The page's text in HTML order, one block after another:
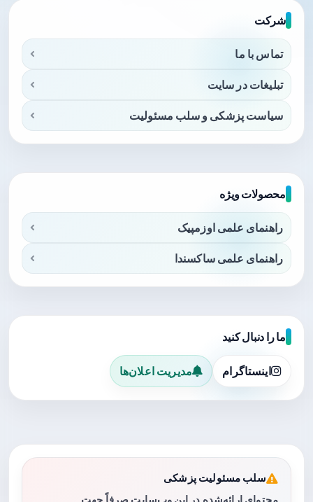
شرکت
تماس با ما
تبلیغات در سایت
سیاست پزشکی و سلب مسئولیت
محصولات ویژه
راهنمای علمی اوزمپیک
راهنمای علمی ساکسندا
ما را دنبال کنید
اینستاگرام مدیریت اعلان‌ها
سلب مسئولیت پزشکی